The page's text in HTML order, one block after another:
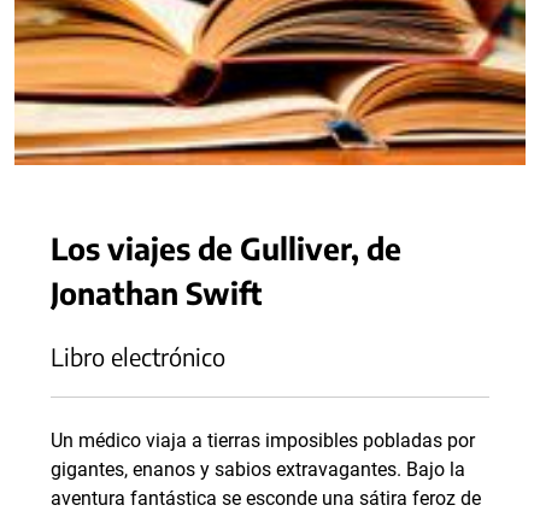
Los viajes de Gulliver, de
Jonathan Swift
Libro electrónico
Un médico viaja a tierras imposibles pobladas por
gigantes, enanos y sabios extravagantes. Bajo la
aventura fantástica se esconde una sátira feroz de